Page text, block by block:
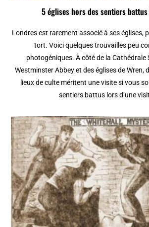
5 églises hors des sentiers
Londres est rarement associé à ses églises,
tort. Voici quelques trouvailles peu
photogéniques. À côté de la Cathédrale
Westminster Abbey et des églises de Wren,
lieux de culte méritent une visite si vous
sentiers battus lors d’une